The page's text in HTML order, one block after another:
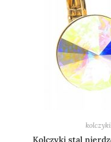
kolczyki
Kolczyki stal